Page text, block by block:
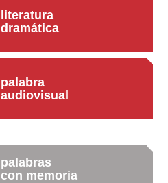
literatura
dramática
palabra
audiovisual
palabras
con memoria